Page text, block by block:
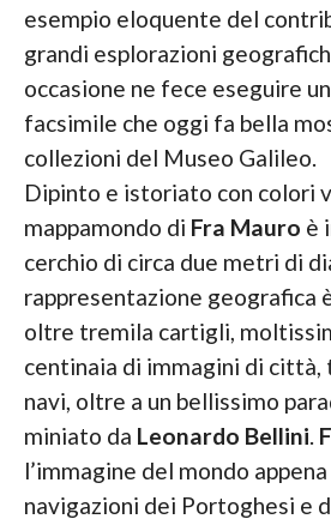
esempio eloquente del
grandi esplorazioni
occasione ne fece eseguire
facsimile che oggi fa bella
collezioni del Museo Galileo.
Dipinto e istoriato con colori
mappamondo di Fra Mauro è
cerchio di circa due metri di
rappresentazione geografica
oltre tremila cartigli,
centinaia di immagini di città,
navi, oltre a un bellissimo
miniato da Leonardo Bellini.
l’immagine del mondo
navigazioni dei Portoghesi e